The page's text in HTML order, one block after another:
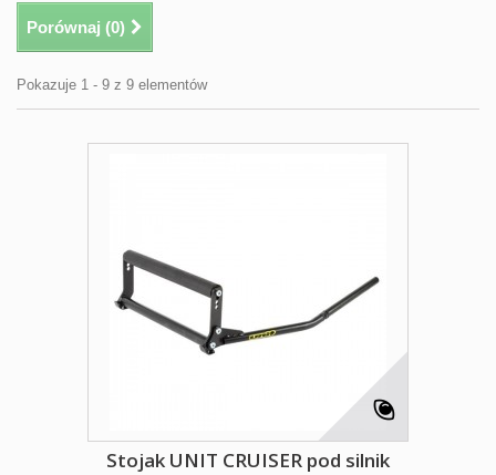
Porównaj (0)
Pokazuje 1 - 9 z 9 elementów
Stojak UNIT CRUISER pod silnik